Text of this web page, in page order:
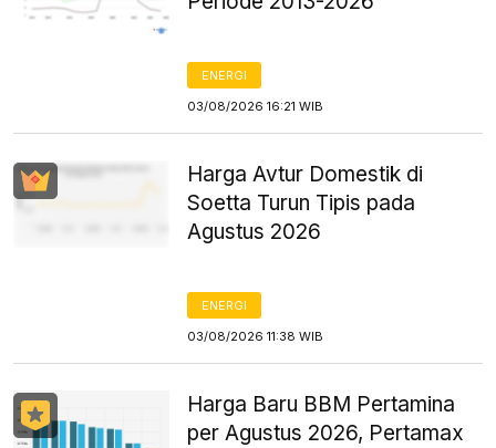
ENERGI
03/08/2026 16:21 WIB
Harga Avtur Domestik di
Soetta Turun Tipis pada
Agustus 2026
ENERGI
03/08/2026 11:38 WIB
Harga Baru BBM Pertamina
per Agustus 2026, Pertamax